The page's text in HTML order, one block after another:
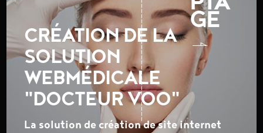
GE
CRÉATION DE LA
SOLUTION
WEBMÉDICALE
"DOCTEUR VOO"
La solution de création de site internet